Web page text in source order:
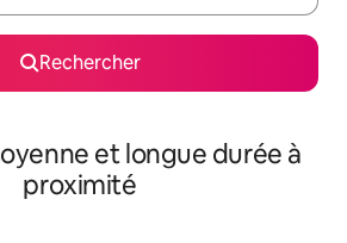
Rechercher
et longue durée à
proximité